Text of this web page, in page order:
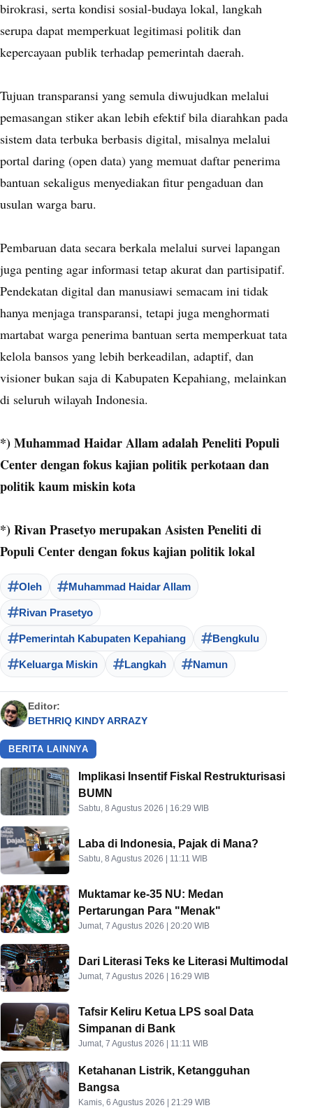
birokrasi, serta kondisi sosial-budaya lokal, langkah
serupa dapat memperkuat legitimasi politik dan
kepercayaan publik terhadap pemerintah daerah.
Tujuan transparansi yang semula diwujudkan melalui
pemasangan stiker akan lebih efektif bila diarahkan pada
sistem data terbuka berbasis digital, misalnya melalui
portal daring (open data) yang memuat daftar penerima
bantuan sekaligus menyediakan fitur pengaduan dan
usulan warga baru.
Pembaruan data secara berkala melalui survei lapangan
juga penting agar informasi tetap akurat dan partisipatif.
Pendekatan digital dan manusiawi semacam ini tidak
hanya menjaga transparansi, tetapi juga menghormati
martabat warga penerima bantuan serta memperkuat tata
kelola bansos yang lebih berkeadilan, adaptif, dan
visioner bukan saja di Kabupaten Kepahiang, melainkan
di seluruh wilayah Indonesia.
*) Muhammad Haidar Allam adalah Peneliti Populi
Center dengan fokus kajian politik perkotaan dan
politik kaum miskin kota
*) Rivan Prasetyo merupakan Asisten Peneliti di
Populi Center dengan fokus kajian politik lokal
Oleh Muhammad Haidar Allam
Rivan Prasetyo
Pemerintah Kabupaten Kepahiang Bengkulu
Keluarga Miskin Langkah Namun
Editor:
BETHRIQ KINDY ARRAZY
BERITA LAINNYA
Implikasi Insentif Fiskal Restrukturisasi
BUMN
Sabtu, 8 Agustus 2026 | 16:29 WIB
Laba di Indonesia, Pajak di Mana?
Sabtu, 8 Agustus 2026 | 11:11 WIB
Muktamar ke-35 NU: Medan
Pertarungan Para "Menak"
Jumat, 7 Agustus 2026 | 20:20 WIB
Dari Literasi Teks ke Literasi Multimodal
Jumat, 7 Agustus 2026 | 16:29 WIB
Tafsir Keliru Ketua LPS soal Data
Simpanan di Bank
Jumat, 7 Agustus 2026 | 11:11 WIB
Ketahanan Listrik, Ketangguhan
Bangsa
Kamis, 6 Agustus 2026 | 21:29 WIB